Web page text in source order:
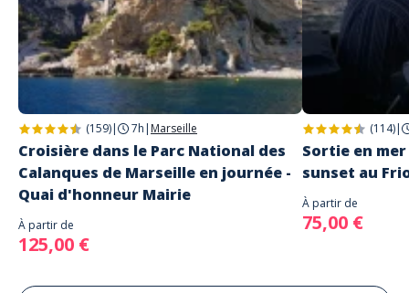
(159)| 7h | Marseille
Croisière dans le Parc National des
Calanques de Marseille en journée -
Quai d'honneur Mairie
À partir de
125,00 €
(114)|
Sortie en
sunset au
À partir de
75,00 €